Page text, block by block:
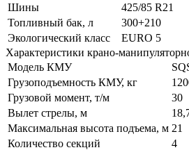
Шины
425/85 R21
Топливный бак, л
300+210
Экологический класс
EURO 5
Характеристики крано-
Модель КМУ
Грузоподъемность КМУ, кг
Грузовой момент, т/м
30
Вылет стрелы, м
Максимальная высота подъема, м 21
Количество секций
4